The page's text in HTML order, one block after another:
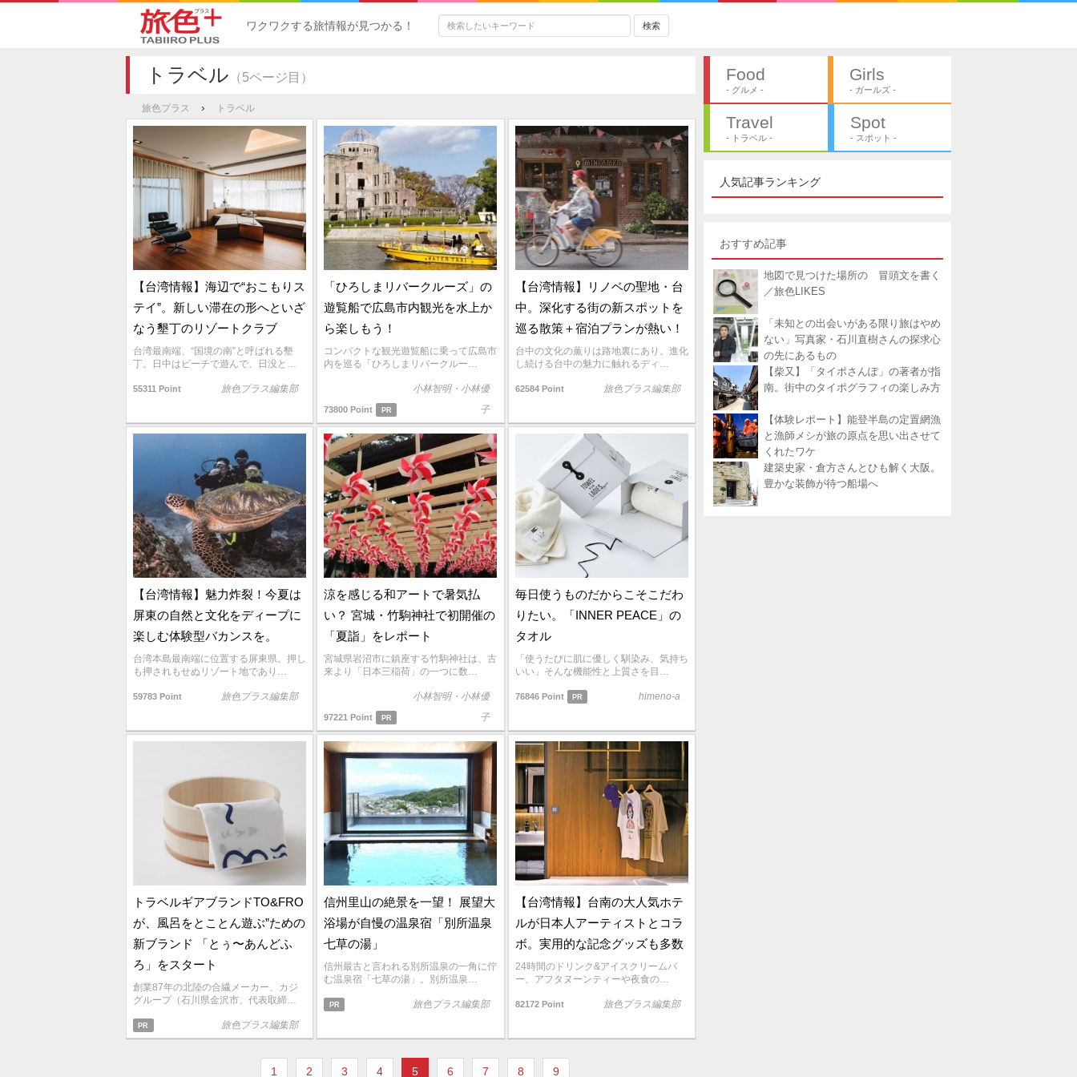
トラベル （5ページ目）
旅色プラス › トラベル
【台湾情報】海辺で“おこもりス
テイ”。新しい滞在の形へといざ
なう墾丁のリゾートクラブ
台湾最南端、“国境の南”と呼ばれる墾
丁。日中はビーチで遊んで、日没と…
55311 Point 旅色プラス編集部
「ひろしまリバークルーズ」の
遊覧船で広島市内観光を水上か
ら楽しもう！
コンパクトな観光遊覧船に乗って広島市
内を巡る「ひろしまリバークルー…
73800 Point PR
小林智明・小林優
子
【台湾情報】リノベの聖地・台
中。深化する街の新スポットを
巡る散策＋宿泊プランが熱い！
台中の文化の薫りは路地裏にあり。進化
し続ける台中の魅力に触れるディ…
62584 Point 旅色プラス編集部
【台湾情報】魅力炸裂！今夏は
屏東の自然と文化をディープに
楽しむ体験型バカンスを。
台湾本島最南端に位置する屏東県。押し
も押されもせぬリゾート地であり…
59783 Point 旅色プラス編集部
涼を感じる和アートで暑気払
い？ 宮城・竹駒神社で初開催の
「夏詣」をレポート
宮城県岩沼市に鎮座する竹駒神社は、古
来より「日本三稲荷」の一つに数…
97221 Point PR
小林智明・小林優
子
毎日使うものだからこそこだわ
りたい。「INNER PEACE」の
タオル
「使うたびに肌に優しく馴染み、気持ち
いい」そんな機能性と上質さを目…
76846 Point PR himeno-a
トラベルギアブランドTO&FRO
が、風呂をとことん遊ぶ”ための
新ブランド 「とぅ〜あんどふ
ろ」をスタート
創業87年の北陸の合繊メーカー、カジ
グループ（石川県金沢市、代表取締…
PR 旅色プラス編集部
信州里山の絶景を一望！ 展望大
浴場が自慢の温泉宿「別所温泉
七草の湯」
信州最古と言われる別所温泉の一角に佇
む温泉宿「七草の湯」。別所温泉…
PR 旅色プラス編集部
【台湾情報】台南の大人気ホテ
ルが日本人アーティストとコラ
ボ。実用的な記念グッズも多数
24時間のドリンク&アイスクリームバ
ー、アフタヌーンティーや夜食の…
82172 Point 旅色プラス編集部
1 2 3 4 5 6 7 8 9
Food
- グルメ -
Girls
- ガールズ -
Travel
- トラベル -
Spot
- スポット -
人気記事ランキング
おすすめ記事
地図で見つけた場所の 冒頭文を書く
／旅色LIKES
「未知との出会いがある限り旅はやめ
ない」写真家・石川直樹さんの探求心
の先にあるもの
【柴又】「タイポさんぽ」の著者が指
南。街中のタイポグラフィの楽しみ方
【体験レポート】能登半島の定置網漁
と漁師メシが旅の原点を思い出させて
くれたワケ
建築史家・倉方さんとひも解く大阪。
豊かな装飾が待つ船場へ
ワクワクする旅情報が見つかる！